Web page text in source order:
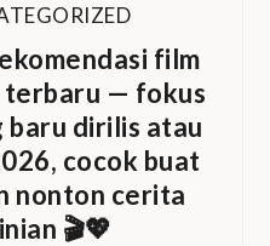
film
— fokus
baru dirilis atau
cocok buat
nonton cerita
🎬💖